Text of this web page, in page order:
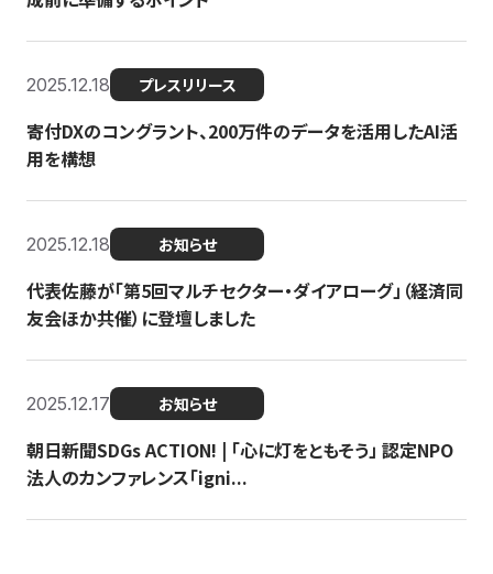
2025.12.18 プレスリリース
寄付DXのコングラント、200万件のデータを活用したAI活
用を構想
2025.12.18 お知らせ
代表佐藤が「第5回マルチセクター・ダイアローグ」（経済同
友会ほか共催）に登壇しました
2025.12.17 お知らせ
朝日新聞SDGs ACTION! | 「心に灯をともそう」 認定NPO
法人のカンファレンス「igni...